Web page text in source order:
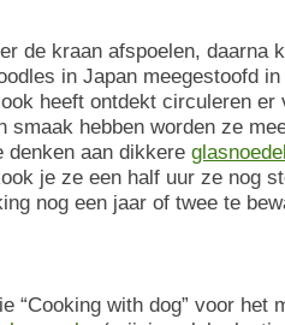
de kraan afspoelen, daarna
in Japan meegestoofd in
heeft ontdekt circuleren er
smaak hebben worden ze
denken aan dikkere
je ze een half uur ze nog
nog een jaar of twee te
“Cooking with dog” voor het